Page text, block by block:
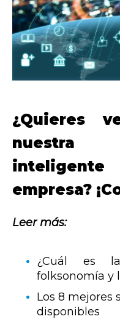
¿Quieres
nuestra
empresa?
Leer más:
¿Cuál es
folksonomía y
Los 8 mejores
disponibles